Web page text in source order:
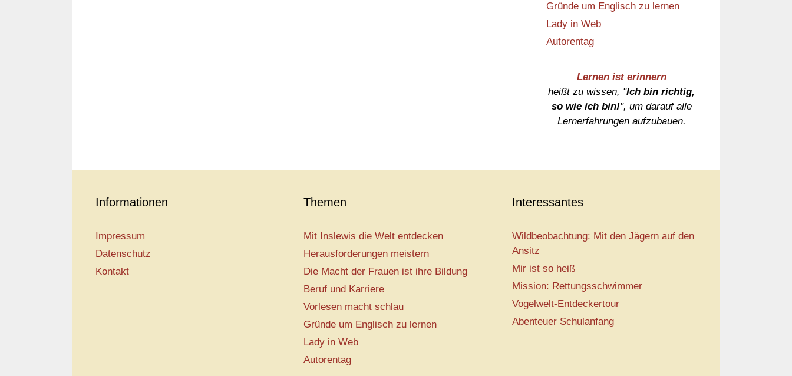
Gründe um Englisch zu lernen
Lady in Web
Autorentag
Lernen ist erinnern
heißt zu wissen, "Ich bin richtig,
so wie ich bin!", um darauf alle
Lernerfahrungen aufzubauen.
Informationen
Impressum
Datenschutz
Kontakt
Themen
Mit Inslewis die Welt entdecken
Herausforderungen meistern
Die Macht der Frauen ist ihre Bildung
Beruf und Karriere
Vorlesen macht schlau
Gründe um Englisch zu lernen
Lady in Web
Autorentag
Interessantes
Wildbeobachtung: Mit den Jägern auf den
Ansitz
Mir ist so heiß
Mission: Rettungsschwimmer
Vogelwelt-Entdeckertour
Abenteuer Schulanfang